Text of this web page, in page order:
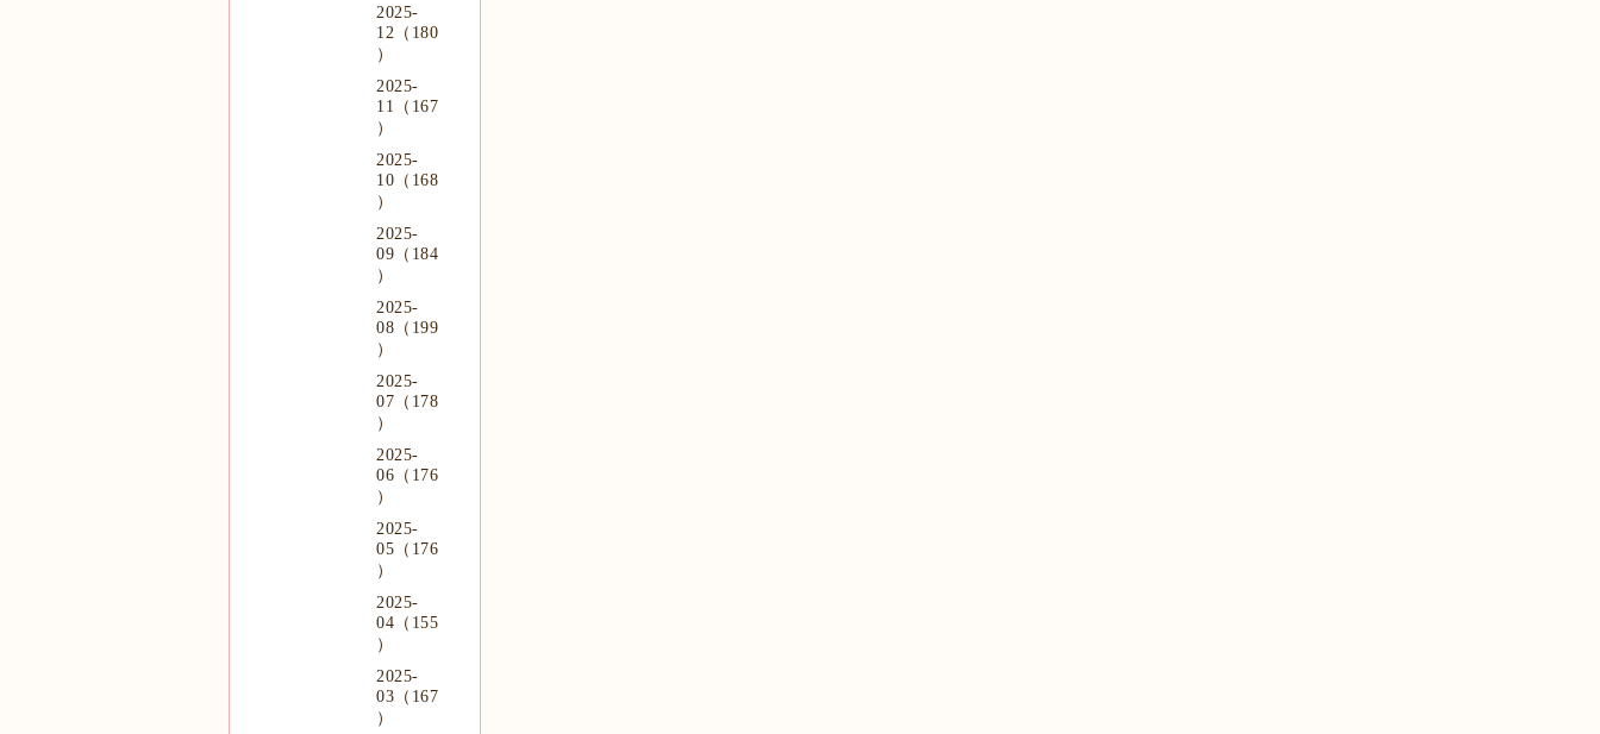
2025-
12（180
）
2025-
11（167
）
2025-
10（168
）
2025-
09（184
）
2025-
08（199
）
2025-
07（178
）
2025-
06（176
）
2025-
05（176
）
2025-
04（155
）
2025-
03（167
）